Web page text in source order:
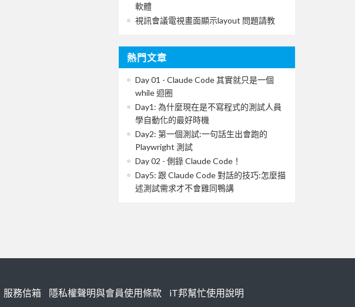
軟體
視訊會議電視畫面顯示layout 問題請教
熱門文章
Day 01 - Claude Code 其實就只是一個
while 迴圈
Day1: 為什麼現在是不寫程式的測試人員
學自動化的最好時機
Day2: 第一個測試:一句話生出會跑的
Playwright 測試
Day 02 - 側錄 Claude Code！
Day5: 跟 Claude Code 對話的技巧:怎麼描
述測試需求才不會雞同鴨講
服務信箱 隱私權聲明與會員使用條款 iT邦幫忙使用說明